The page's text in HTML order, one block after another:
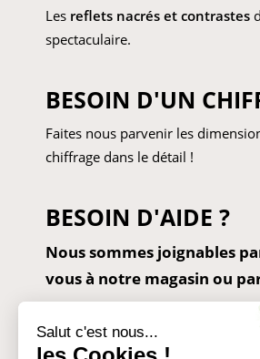
Les reflets nacrés et contrastes
spectaculaire.
BESOIN D'UN
Faites nous parvenir les
chiffrage dans le détail !
BESOIN D'AIDE ?
Nous sommes joignables
vous à notre magasin ou
CONTACTEZ-NOUS